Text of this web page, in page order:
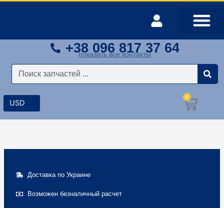
+38 096 817 37 64
показать все контакты
Поиск
0
Доставка по Украине
Возможен безналичный расчет